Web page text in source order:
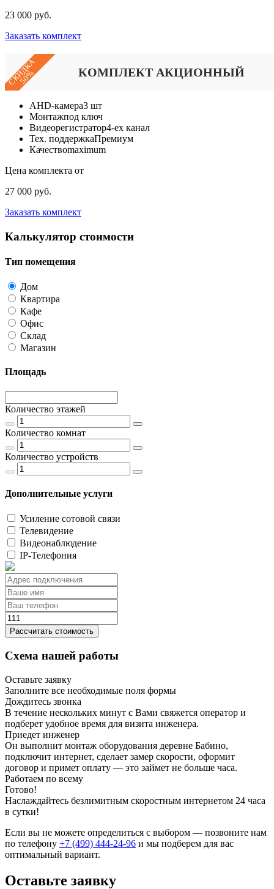
23 000 руб.
Заказать комплект
СКИДКА
50% КОМПЛЕКТ АКЦИОННЫЙ
AHD-камера3 шт
Монтажпод ключ
Видеорегистратор4-ех канал
Тех. поддержкаПремиум
Качествоmaximum
Цена комплекта от
27 000 руб.
Заказать комплект
Калькулятор стоимости
Тип помещения
Дом
Квартира
Кафе
Офис
Склад
Магазин
Площадь
Количество этажей
Количество комнат
Количество устройств
Дополнительные услуги
Усиление сотовой связи
Телевидение
Видеонаблюдение
IP-Телефония
Рассчитать стоимость
Схема нашей работы
Оставьте заявку
Заполните все необходимые поля формы
Дождитесь звонка
В течение нескольких минут с Вами свяжется оператор и
подберет удобное время для визита инженера.
Приедет инженер
Он выполнит монтаж оборудования деревне Бабино,
подключит интернет, сделает замер скорости, оформит
договор и примет оплату — это займет не больше часа.
Работаем по всему
Готово!
Наслаждайтесь безлимитным скоростным интернетом 24 часа
в сутки!
Если вы не можете определиться с выбором — позвоните нам
по телефону +7 (499) 444-24-96 и мы подберем для вас
оптимальный вариант.
Оставьте заявку